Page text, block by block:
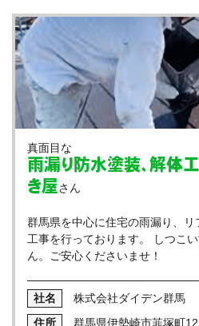
真面目な
雨漏り防水塗装、解体工
き屋さん
群馬県を中心に住宅の雨漏り、
工事を行っております。 しつこ
ん。ご安心くださいませ！
株式会社ダイデン群馬
群馬県伊勢崎市韮塚町